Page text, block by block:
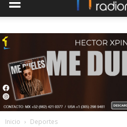
Inicio Deportes